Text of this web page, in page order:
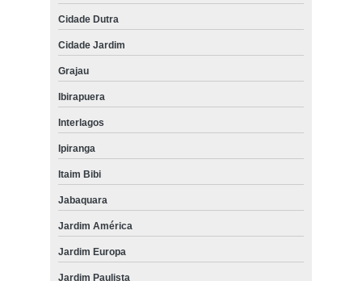
Cidade Dutra
Cidade Jardim
Grajau
Ibirapuera
Interlagos
Ipiranga
Itaim Bibi
Jabaquara
Jardim América
Jardim Europa
Jardim Paulista